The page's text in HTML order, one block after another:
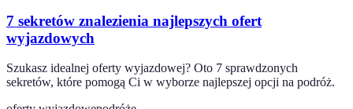
7 sekretów znalezienia najlepszych ofert
wyjazdowych
Szukasz idealnej oferty wyjazdowej? Oto 7 sprawdzonych
sekretów, które pomogą Ci w wyborze najlepszej opcji na podróż.